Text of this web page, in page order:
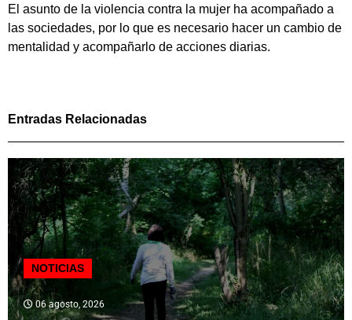
El asunto de la violencia contra la mujer ha acompañado a
las sociedades, por lo que es necesario hacer un cambio de
mentalidad y acompañarlo de acciones diarias.
Entradas Relacionadas
NOTICIAS
06 agosto, 2026